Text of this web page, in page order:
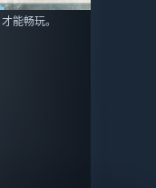
才能畅玩。